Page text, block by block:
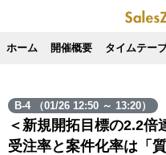
ホーム 開催概要 タイムテー
B-4 （01/26 12:50 ～ 13:20）
＜新規開拓目標の2.2倍
受注率と案件化率は「